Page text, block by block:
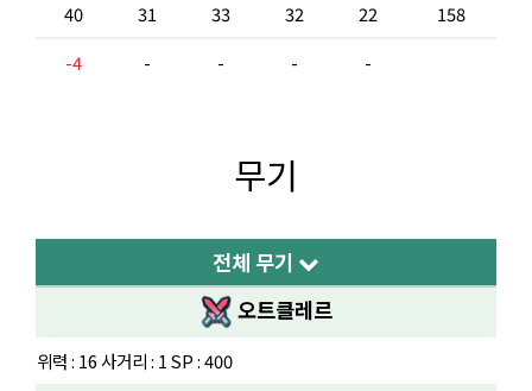
40
31 33 32 22
158
-4
- - - -
무기
전체 무기
오트클레르
위력 : 16 사거리 : 1 SP : 400